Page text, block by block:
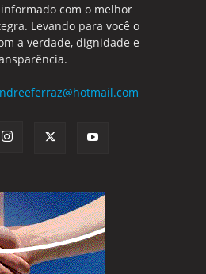
com o melhor
Levando para você o
a verdade, dignidade e